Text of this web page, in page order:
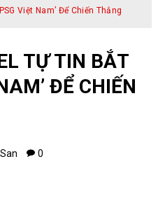
Việt Nam’ Để Chiến Thắng
ĐỂ CHIẾN
0